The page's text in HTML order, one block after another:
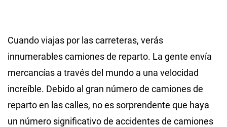
Cuando viajas por las carreteras, verás
innumerables camiones de reparto. La gente envía
mercancías a través del mundo a una velocidad
increíble. Debido al gran número de camiones de
reparto en las calles, no es sorprendente que haya
un número significativo de accidentes de camiones